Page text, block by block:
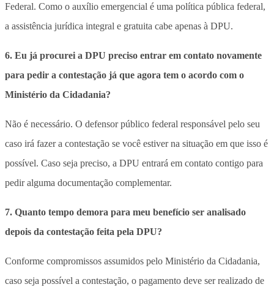
Federal. Como o auxílio emergencial é uma política pública federal,
a assistência jurídica integral e gratuita cabe apenas à DPU.
6. Eu já procurei a DPU preciso entrar em contato novamente
para pedir a contestação já que agora tem o acordo com o
Ministério da Cidadania?
Não é necessário. O defensor público federal responsável pelo seu
caso irá fazer a contestação se você estiver na situação em que isso é
possível. Caso seja preciso, a DPU entrará em contato contigo para
pedir alguma documentação complementar.
7. Quanto tempo demora para meu benefício ser analisado
depois da contestação feita pela DPU?
Conforme compromissos assumidos pelo Ministério da Cidadania,
caso seja possível a contestação, o pagamento deve ser realizado de